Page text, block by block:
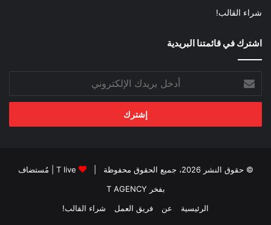
شراء القالب!
اشترك في قائمتنا البريدية
بريدك
الإلكتروني
© حقوق النشر 2026، جميع الحقوق محفوظة | T live | مُستضاف
بفخر T AGENCY
الرئيسية
عن فريق العمل شراء القالب!